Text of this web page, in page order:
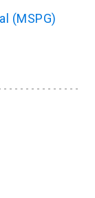
(MSPG)